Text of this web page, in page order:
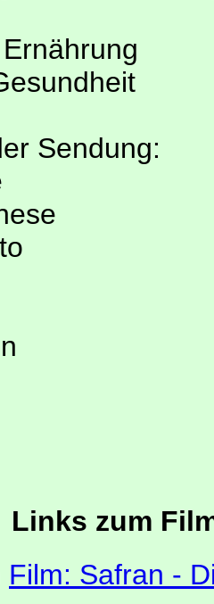
Sendung:
Links zum
Film: Safran -